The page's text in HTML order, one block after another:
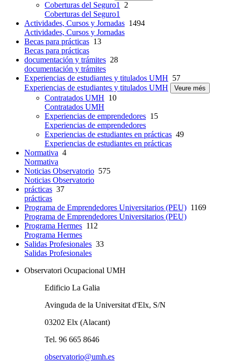
Coberturas del Seguro1
2
Coberturas del Seguro1
Actividades, Cursos y Jornadas 1494
Actividades, Cursos y Jornadas
Becas para prácticas 13
Becas para prácticas
documentación y trámites 28
documentación y trámites
Experiencias de estudiantes y titulados UMH 57
Experiencias de estudiantes y titulados UMH
Veure més
Contratados UMH 10
Contratados UMH
Experiencias de emprendedores 15
Experiencias de emprendedores
Experiencias de estudiantes en prácticas 49
Experiencias de estudiantes en prácticas
Normativa 4
Normativa
Noticias Observatorio 575
Noticias Observatorio
prácticas 37
prácticas
Programa de Emprendedores Universitarios (PEU) 1169
Programa de Emprendedores Universitarios (PEU)
Programa Hermes 112
Programa Hermes
Salidas Profesionales 33
Salidas Profesionales
Observatori Ocupacional UMH
Edificio La Galia
Avinguda de la Universitat d'Elx, S/N
03202 Elx (Alacant)
Tel. 96 665 8646
observatorio@umh.es